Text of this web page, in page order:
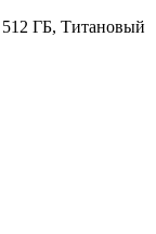
512 ГБ, Титановый